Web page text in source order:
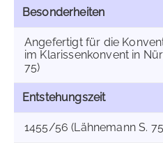
Besonderheiten
Angefertigt für die
im Klarissenkonvent in
75)
Entstehungszeit
1455/56 (Lähnemann S.